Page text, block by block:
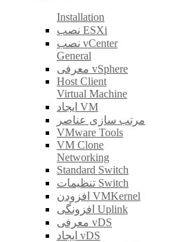
Installation
نصب ESXi
نصب vCenter
General
معرفی vSphere
Host Client
Virtual Machine
ایجاد VM
مرتب سازی عناصر
VMware Tools
VM Clone
Networking
Standard Switch
تنظیمات Switch
افزودن VMKernel
افزونگی Uplink
معرفی vDS
ایجاد vDS